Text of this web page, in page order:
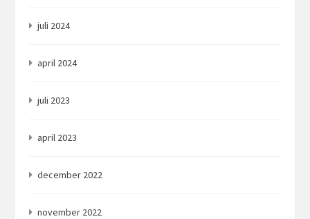
juli 2024
april 2024
juli 2023
april 2023
december 2022
november 2022